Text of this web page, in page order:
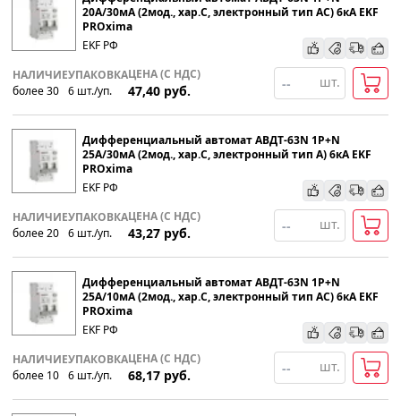
20А/30мА (2мод., хар.C, электронный тип АС) 6кА EKF
PROxima
EKF РФ
НАЛИЧИЕ
более 30
УПАКОВКА
6 шт./уп.
ЦЕНА (С НДС)
47,40 руб.
шт.
Дифференциальный автомат АВДТ-63N 1P+N
25А/30мА (2мод., хар.C, электронный тип А) 6кА EKF
PROxima
EKF РФ
НАЛИЧИЕ
более 20
УПАКОВКА
6 шт./уп.
ЦЕНА (С НДС)
43,27 руб.
шт.
Дифференциальный автомат АВДТ-63N 1P+N
25А/10мА (2мод., хар.C, электронный тип АС) 6кА EKF
PROxima
EKF РФ
НАЛИЧИЕ
более 10
УПАКОВКА
6 шт./уп.
ЦЕНА (С НДС)
68,17 руб.
шт.